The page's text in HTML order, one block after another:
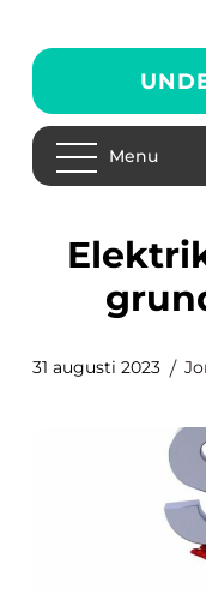
Menu
Elektriker företag: En
31 augusti 2023